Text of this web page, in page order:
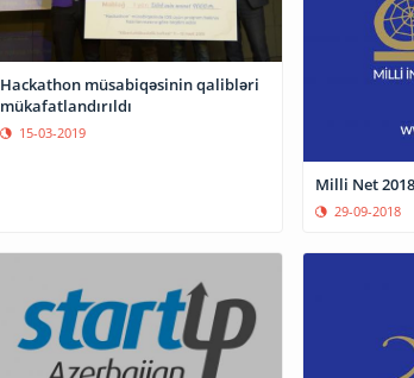
Hackathon müsabiqəsinin qalibləri
mükafatlandırıldı
15-03-2019
Milli Net
29-09-2018